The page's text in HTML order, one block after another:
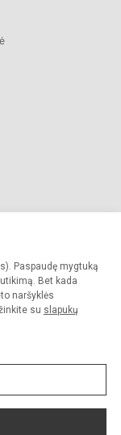
Paspaudę mygtuką
Bet kada
naršyklės
su slapukų
griežtai draudžiama.